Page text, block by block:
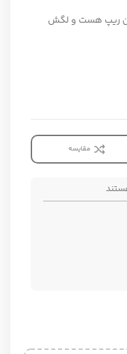
ریپ هست و لگش
مقایسه